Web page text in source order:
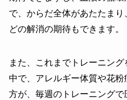
で、からだ全体があたたま
どの解消の期待もできます。
また、これまでトレーニン
中で、アレルギー体質や花
方が、毎週のトレーニングで